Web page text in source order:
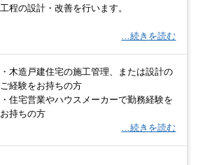
工程の設計・改善を行います。
…続きを読む
・木造戸建住宅の施工管理、または設計の
ご経験をお持ちの方
・住宅営業やハウスメーカーで勤務経験を
お持ちの方
…続きを読む